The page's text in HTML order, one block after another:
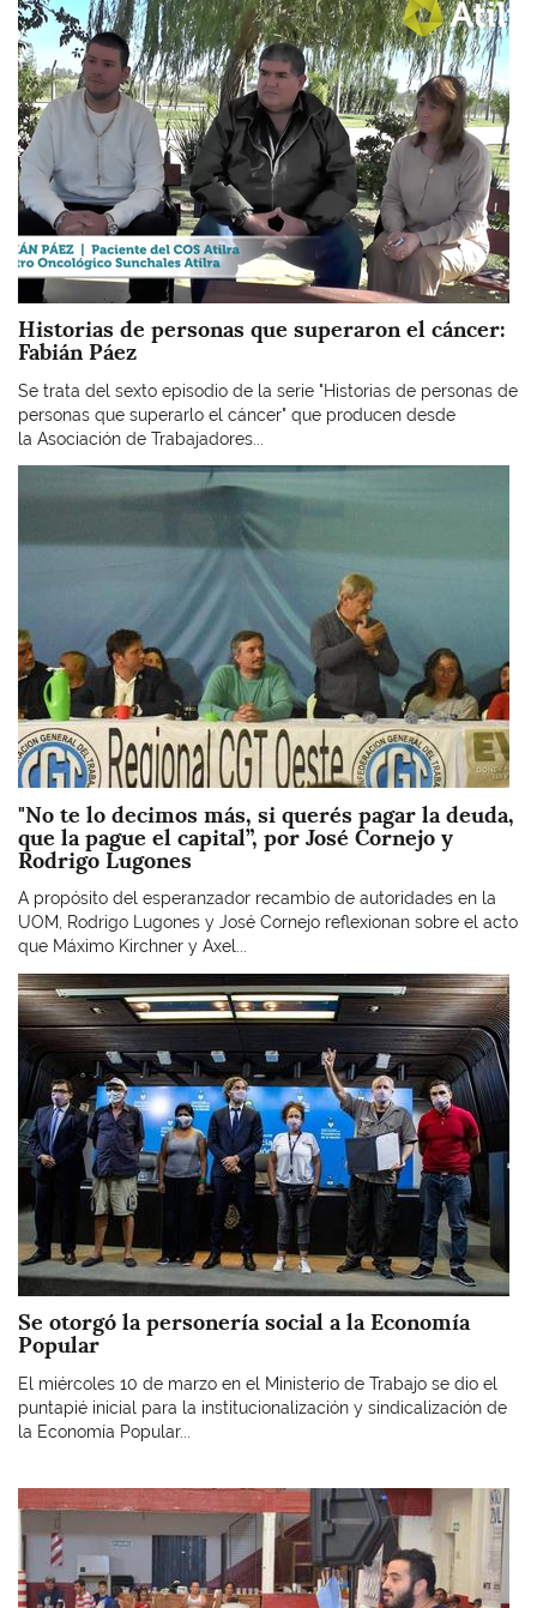
Historias de personas que superaron el cáncer:
Fabián Páez
Se trata del sexto episodio de la serie "Historias de personas de
personas que superarlo el cáncer" que producen desde
la Asociación de Trabajadores...
"No te lo decimos más, si querés pagar la deuda,
que la pague el capital”, por José Cornejo y
Rodrigo Lugones
A propósito del esperanzador recambio de autoridades en la
UOM, Rodrigo Lugones y José Cornejo reflexionan sobre el acto
que Máximo Kirchner y Axel...
Imagen
Se otorgó la personería social a la Economía
Popular
El miércoles 10 de marzo en el Ministerio de Trabajo se dio el
puntapié inicial para la institucionalización y sindicalización de
la Economía Popular...
Imagen